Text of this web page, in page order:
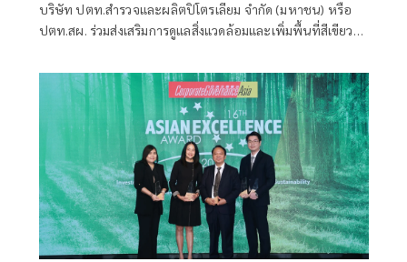
บริษัท ปตท.สำรวจและผลิตปิโตรเลียม จำกัด (มหาชน) หรือ
ปตท.สผ. ร่วมส่งเสริมการดูแลสิ่งแวดล้อมและเพิ่มพื้นที่สีเขียวใน
เบญจทัศ